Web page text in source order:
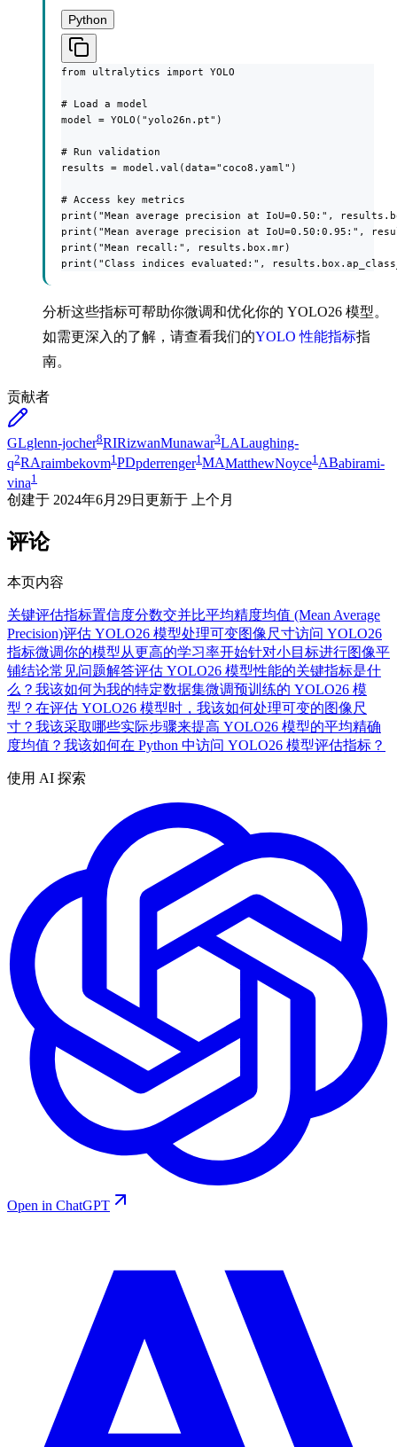
Python
from ultralytics import YOLO
# Load a model
model = YOLO("yolo26n.pt")
# Run validation
results = model.val(data="coco8.yaml")
# Access key metrics
print("Mean average precision at IoU=0.50:",
print("Mean average precision at IoU=0.50:0.95:",
print("Mean recall:", results.box.mr)
print("Class indices evaluated:",
分析这些指标可帮助你微调和优化你的 YOLO26 模型。
如需更深入的了解，请查看我们的YOLO 性能指标指
南。
贡献者
GLglenn-jocher8RIRizwanMunawar3LALaughing-
q2RAraimbekovm1 PDpderrenger1 MAMatthewNoyce1 ABabirami-
vina1
创建于 2024年6月29日 更新于 上个月
评论
本页内容
关键评估指标置信度分数交并比平均精度均值 (Mean Average
Precision)评估 YOLO26 模型处理可变图像尺寸访问 YOLO26
指标微调你的模型从更高的学习率开始针对小目标进行图像平
铺结论常见问题解答评估 YOLO26 模型性能的关键指标是什
么？ 我该如何为我的特定数据集微调预训练的 YOLO26 模
型？ 在评估 YOLO26 模型时，我该如何处理可变的图像尺
寸？ 我该采取哪些实际步骤来提高 YOLO26 模型的平均精确
度均值？ 我该如何在 Python 中访问 YOLO26 模型评估指标？
使用 AI 探索
Open in ChatGPT